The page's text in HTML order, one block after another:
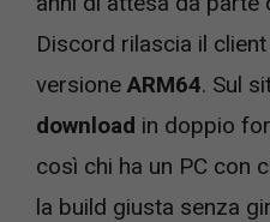
Discord rilascia il
versione ARM64. Sul
download in doppio
così chi ha un PC con
la build giusta senza